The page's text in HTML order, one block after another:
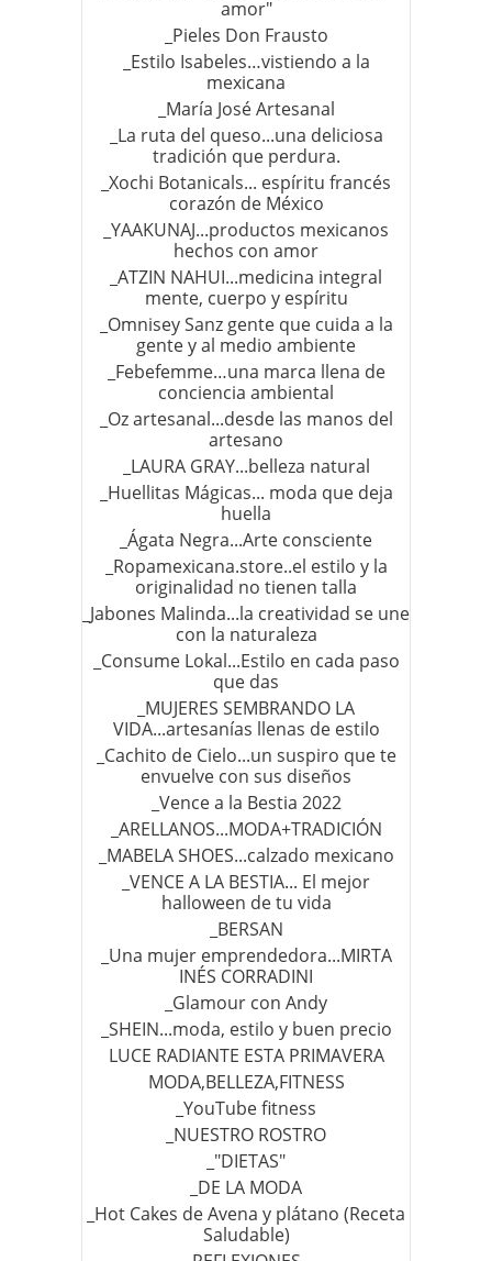
amor"
_Pieles Don Frausto
_Estilo Isabeles…vistiendo a la
mexicana
_María José Artesanal
_La ruta del queso...una deliciosa
tradición que perdura.
_Xochi Botanicals... espíritu francés
corazón de México
_YAAKUNAJ...productos mexicanos
hechos con amor
_ATZIN NAHUI...medicina integral
mente, cuerpo y espíritu
_Omnisey Sanz gente que cuida a la
gente y al medio ambiente
_Febefemme…una marca llena de
conciencia ambiental
_Oz artesanal...desde las manos del
artesano
_LAURA GRAY...belleza natural
_Huellitas Mágicas... moda que deja
huella
_Ágata Negra...Arte consciente
_Ropamexicana.store..el estilo y la
originalidad no tienen talla
_Jabones Malinda...la creatividad se une
con la naturaleza
_Consume Lokal...Estilo en cada paso
que das
_MUJERES SEMBRANDO LA
VIDA...artesanías llenas de estilo
_Cachito de Cielo...un suspiro que te
envuelve con sus diseños
_Vence a la Bestia 2022
_ARELLANOS...MODA+TRADICIÓN
_MABELA SHOES...calzado mexicano
_VENCE A LA BESTIA... El mejor
halloween de tu vida
_BERSAN
_Una mujer emprendedora...MIRTA
INÉS CORRADINI
_Glamour con Andy
_SHEIN...moda, estilo y buen precio
LUCE RADIANTE ESTA PRIMAVERA
MODA,BELLEZA,FITNESS
_YouTube fitness
_NUESTRO ROSTRO
_"DIETAS"
_DE LA MODA
_Hot Cakes de Avena y plátano (Receta
Saludable)